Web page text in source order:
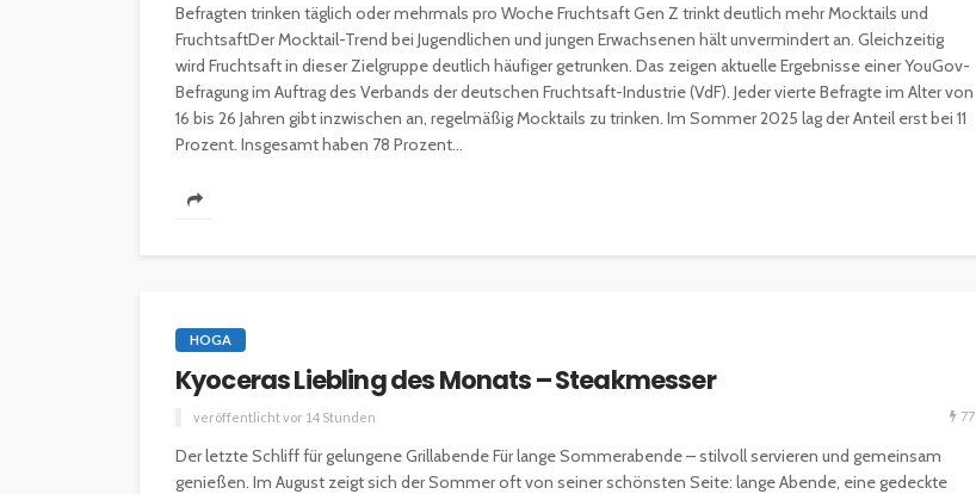
Befragten trinken täglich oder mehrmals pro Woche Fruchtsaft Gen Z trinkt deutlich mehr Mocktails und
FruchtsaftDer Mocktail-Trend bei Jugendlichen und jungen Erwachsenen hält unvermindert an. Gleichzeitig
wird Fruchtsaft in dieser Zielgruppe deutlich häufiger getrunken. Das zeigen aktuelle Ergebnisse einer YouGov-
Befragung im Auftrag des Verbands der deutschen Fruchtsaft-Industrie (VdF). Jeder vierte Befragte im Alter von
16 bis 26 Jahren gibt inzwischen an, regelmäßig Mocktails zu trinken. Im Sommer 2025 lag der Anteil erst bei 11
Prozent. Insgesamt haben 78 Prozent...
HOGA
Kyoceras Liebling des Monats – Steakmesser
veröffentlicht vor 14 Stunden 77
Der letzte Schliff für gelungene Grillabende Für lange Sommerabende – stilvoll servieren und gemeinsam
genießen. Im August zeigt sich der Sommer oft von seiner schönsten Seite: lange Abende, eine gedeckte